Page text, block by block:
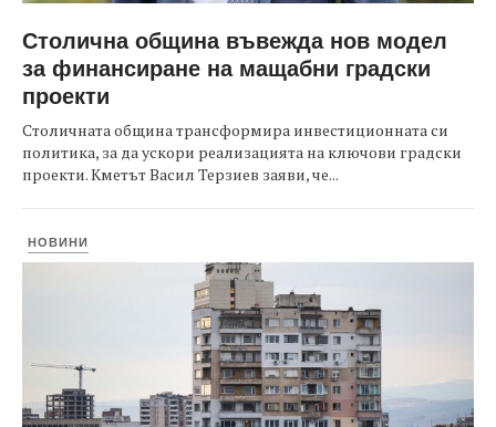
Столична община въвежда нов модел
за финансиране на мащабни градски
проекти
Столичната община трансформира инвестиционната си
политика, за да ускори реализацията на ключови градски
проекти. Кметът Васил Терзиев заяви, че...
НОВИНИ